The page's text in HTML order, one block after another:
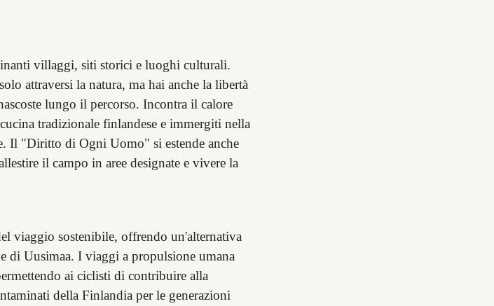
villaggi, siti storici e luoghi culturali.
attraversi la natura, ma hai anche la libertà
lungo il percorso. Incontra il calore
tradizionale finlandese e immergiti nella
Il "Diritto di Ogni Uomo" si estende anche
il campo in aree designate e vivere la
viaggio sostenibile, offrendo un'alternativa
di Uusimaa. I viaggi a propulsione umana
ai ciclisti di contribuire alla
della Finlandia per le generazioni